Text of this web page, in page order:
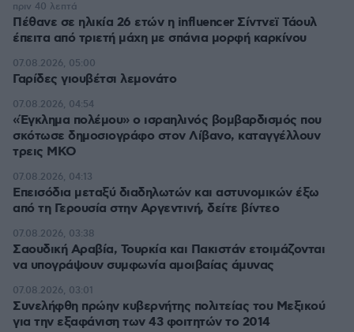
Πέθανε σε ηλικία 26 ετών η influencer Σίντνεϊ Τάουλ
έπειτα από τριετή μάχη με σπάνια μορφή καρκίνου
πριν 40 λεπτά
Γαρίδες γιουβέτσι λεμονάτο
07.08.2026, 05:00
«Έγκλημα πολέμου» ο ισραηλινός βομβαρδισμός που
σκότωσε δημοσιογράφο στον Λίβανο, καταγγέλλουν
τρεις ΜΚΟ
07.08.2026, 04:54
Επεισόδια μεταξύ διαδηλωτών και αστυνομικών έξω
από τη Γερουσία στην Αργεντινή, δείτε βίντεο
07.08.2026, 04:13
Σαουδική Αραβία, Τουρκία και Πακιστάν ετοιμάζονται
να υπογράψουν συμφωνία αμοιβαίας άμυνας
07.08.2026, 03:38
Συνελήφθη πρώην κυβερνήτης πολιτείας του Μεξικού
για την εξαφάνιση των 43 φοιτητών το 2014
07.08.2026, 03:01